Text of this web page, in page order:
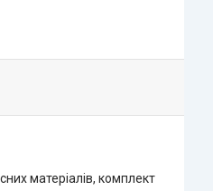
матеріалів, комплект